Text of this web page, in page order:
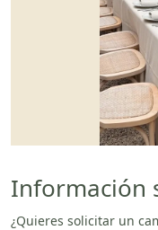
Información
¿Quieres solicitar un